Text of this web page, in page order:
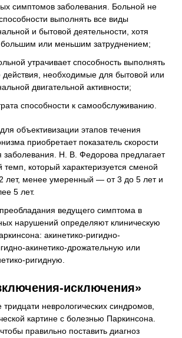
симптомов заболевания. Больной не
выполнять все виды
и бытовой деятельности, хотя
большим или меньшим затруднением;
утрачивает способность выполнять
действия, необходимые для бытовой или
двигательной активности;
способности к самообслуживанию.
объективизации этапов течения
приобретает показатель скорости
заболевания. Н. В. Федорова предлагает
который характеризуется сменой
лет, менее умеренный — от 3 до 5 лет и
5 лет.
ведущего симптома в
нарушений определяют клиническую
акинетико-ригидно-
акинетико-дрожательную или
ригидную.
исключения»
неврологических синдромов,
картине с болезнью Паркинсона.
правильно поставить диагноз